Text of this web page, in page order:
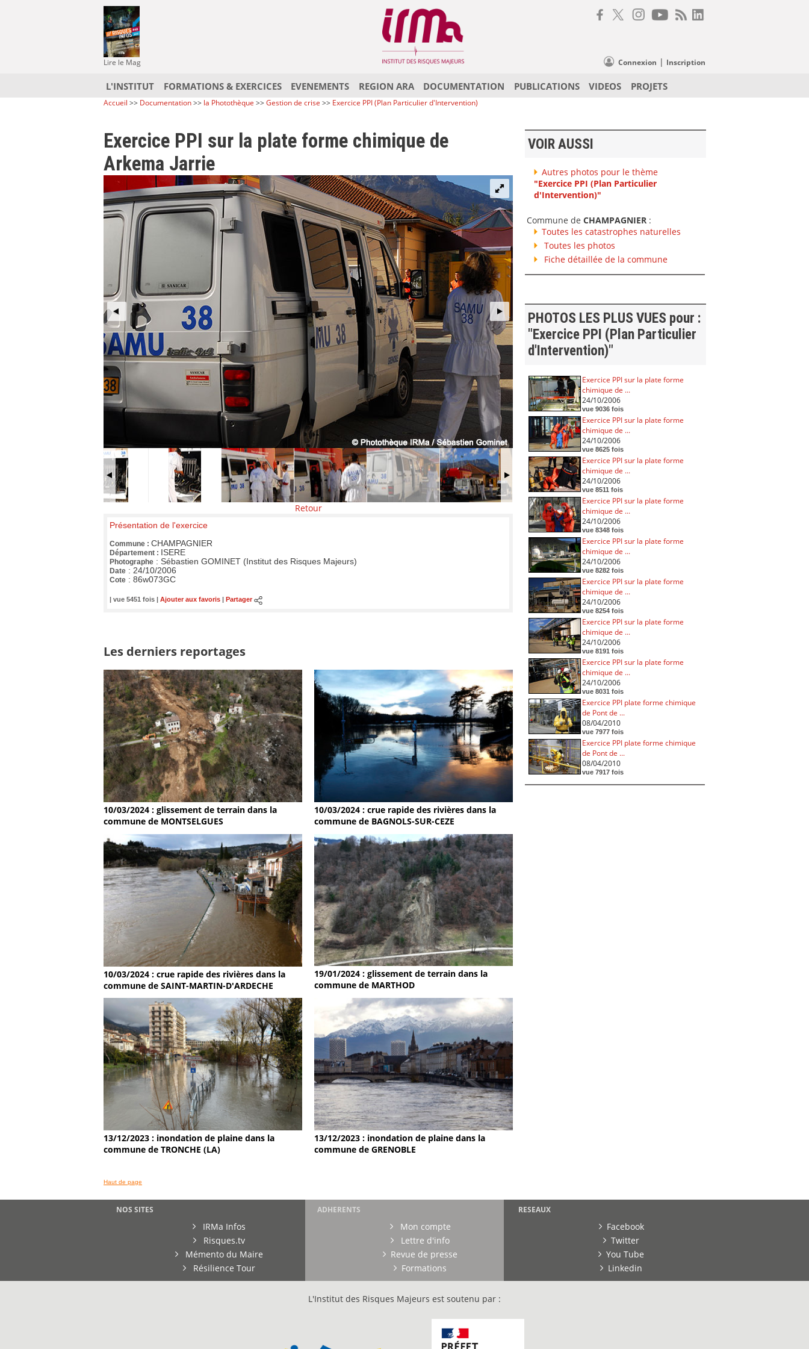
Lire le Mag Connexion | Inscription
L'INSTITUT FORMATIONS & EXERCICES EVENEMENTS REGION ARA DOCUMENTATION PUBLICATIONS VIDEOS PROJETS
Accueil >> Documentation>> la Photothèque >>Gestion de crise >> Exercice PPI (Plan Particulier d'Intervention)
Exercice PPI sur la plate forme chimique de
Arkema Jarrie
Retour
Présentation de l'exercice
Commune : CHAMPAGNIER
Département : ISERE
Photographe : Sébastien GOMINET (Institut des Risques Majeurs)
Date : 24/10/2006
Cote : 86w073GC
| vue 5451 fois | Ajouter aux favoris Partager
Les derniers reportages
10/03/2024 : glissement de terrain dans la
commune de MONTSELGUES
10/03/2024 : crue rapide des rivières dans la
commune de BAGNOLS-SUR-CEZE
10/03/2024 : crue rapide des rivières dans la
commune de SAINT-MARTIN-D'ARDECHE
19/01/2024 : glissement de terrain dans la
commune de MARTHOD
13/12/2023 : inondation de plaine dans la
commune de TRONCHE (LA)
13/12/2023 : inondation de plaine dans la
commune de GRENOBLE
VOIR AUSSI
Autres photos pour le thème
"Exercice PPI (Plan Particulier
d'Intervention)"
Commune de CHAMPAGNIER:
Toutes les catastrophes naturelles
Toutes les photos
Fiche détaillée de la commune
PHOTOS LES PLUS VUES pour :
"Exercice PPI (Plan Particulier
d'Intervention)"
Exercice PPI sur la plate forme
chimique de ...
24/10/2006
vue 9036 fois
Exercice PPI sur la plate forme
chimique de ...
24/10/2006
vue 8625 fois
Exercice PPI sur la plate forme
chimique de ...
24/10/2006
vue 8511 fois
Exercice PPI sur la plate forme
chimique de ...
24/10/2006
vue 8348 fois
Exercice PPI sur la plate forme
chimique de ...
24/10/2006
vue 8282 fois
Exercice PPI sur la plate forme
chimique de ...
24/10/2006
vue 8254 fois
Exercice PPI sur la plate forme
chimique de ...
24/10/2006
vue 8191 fois
Exercice PPI sur la plate forme
chimique de ...
24/10/2006
vue 8031 fois
Exercice PPI plate forme chimique
de Pont de ...
08/04/2010
vue 7977 fois
Exercice PPI plate forme chimique
de Pont de ...
08/04/2010
vue 7917 fois
Haut de page
NOS SITES
IRMa Infos
Risques.tv
Mémento du Maire
Résilience Tour
ADHERENTS
Mon compte
Lettre d'info
Revue de presse
Formations
RESEAUX
Facebook
Twitter
You Tube
Linkedin
L'Institut des Risques Majeurs est soutenu par :